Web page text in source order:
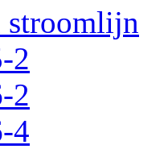
stroomlijn
2
2
4